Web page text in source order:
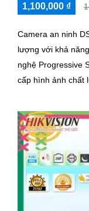
1,100,000 ₫
Camera an ninh
lượng với khả
nghệ Progressive Scan CMOS.
cấp hình ảnh chất